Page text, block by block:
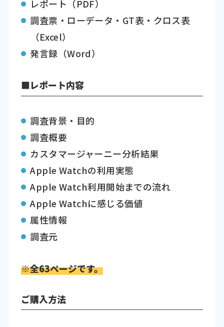
レポート（PDF）
調査票・ローデータ・GT表・クロス表
（Excel）
発言録（Word）
■レポート内容
調査背景・目的
調査概要
カスタマージャーニー分析結果
Apple Watchの利用実態
Apple Watch利用開始までの流れ
Apple Watchに感じる価値
属性情報
調査元
※全63ページです。
ご購入方法